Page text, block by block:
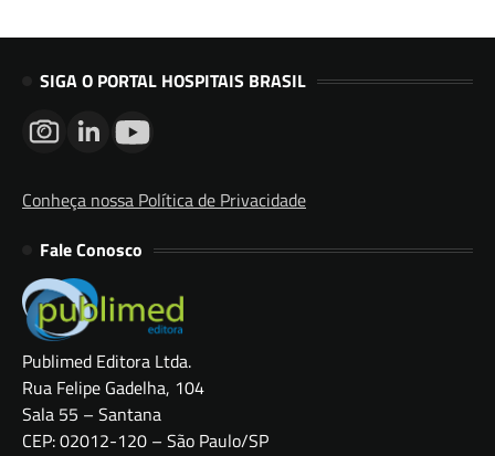
SIGA O PORTAL HOSPITAIS BRASIL
Conheça nossa Política de Privacidade
Fale Conosco
Publimed Editora Ltda.
Rua Felipe Gadelha, 104
Sala 55 – Santana
CEP: 02012-120 – São Paulo/SP